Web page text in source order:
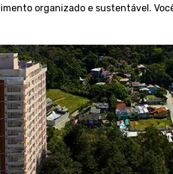
organizado e sustentável.